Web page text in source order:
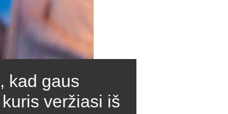
kad gaus
veržiasi iš